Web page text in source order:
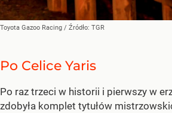
Toyota Gazoo Racing / Źródło: TGR
Po Celice Yaris
Po raz trzeci w historii i pierwszy w
zdobyła komplet tytułów